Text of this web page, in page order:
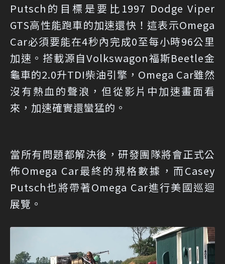
Putsch的目標是要比1997 Dodge Viper
GTS高性能跑車的加速還快！這表示Omega
Car必須要能在4秒內完成0至每小時96公里
加速。搭載源自Volkswagon福斯Beetle金
龜車的2.0升TDI柴油引擎，Omega Car雖然
沒有熱血的聲浪，但從影片中加速畫面看
來，加速確實還蠻猛的。
當所有問題都解決後，研發團隊將會正式公
佈Omega Car最終的規格數據，而Casey
Putsch也將帶著Omega Car進行美國巡迴
展覽。